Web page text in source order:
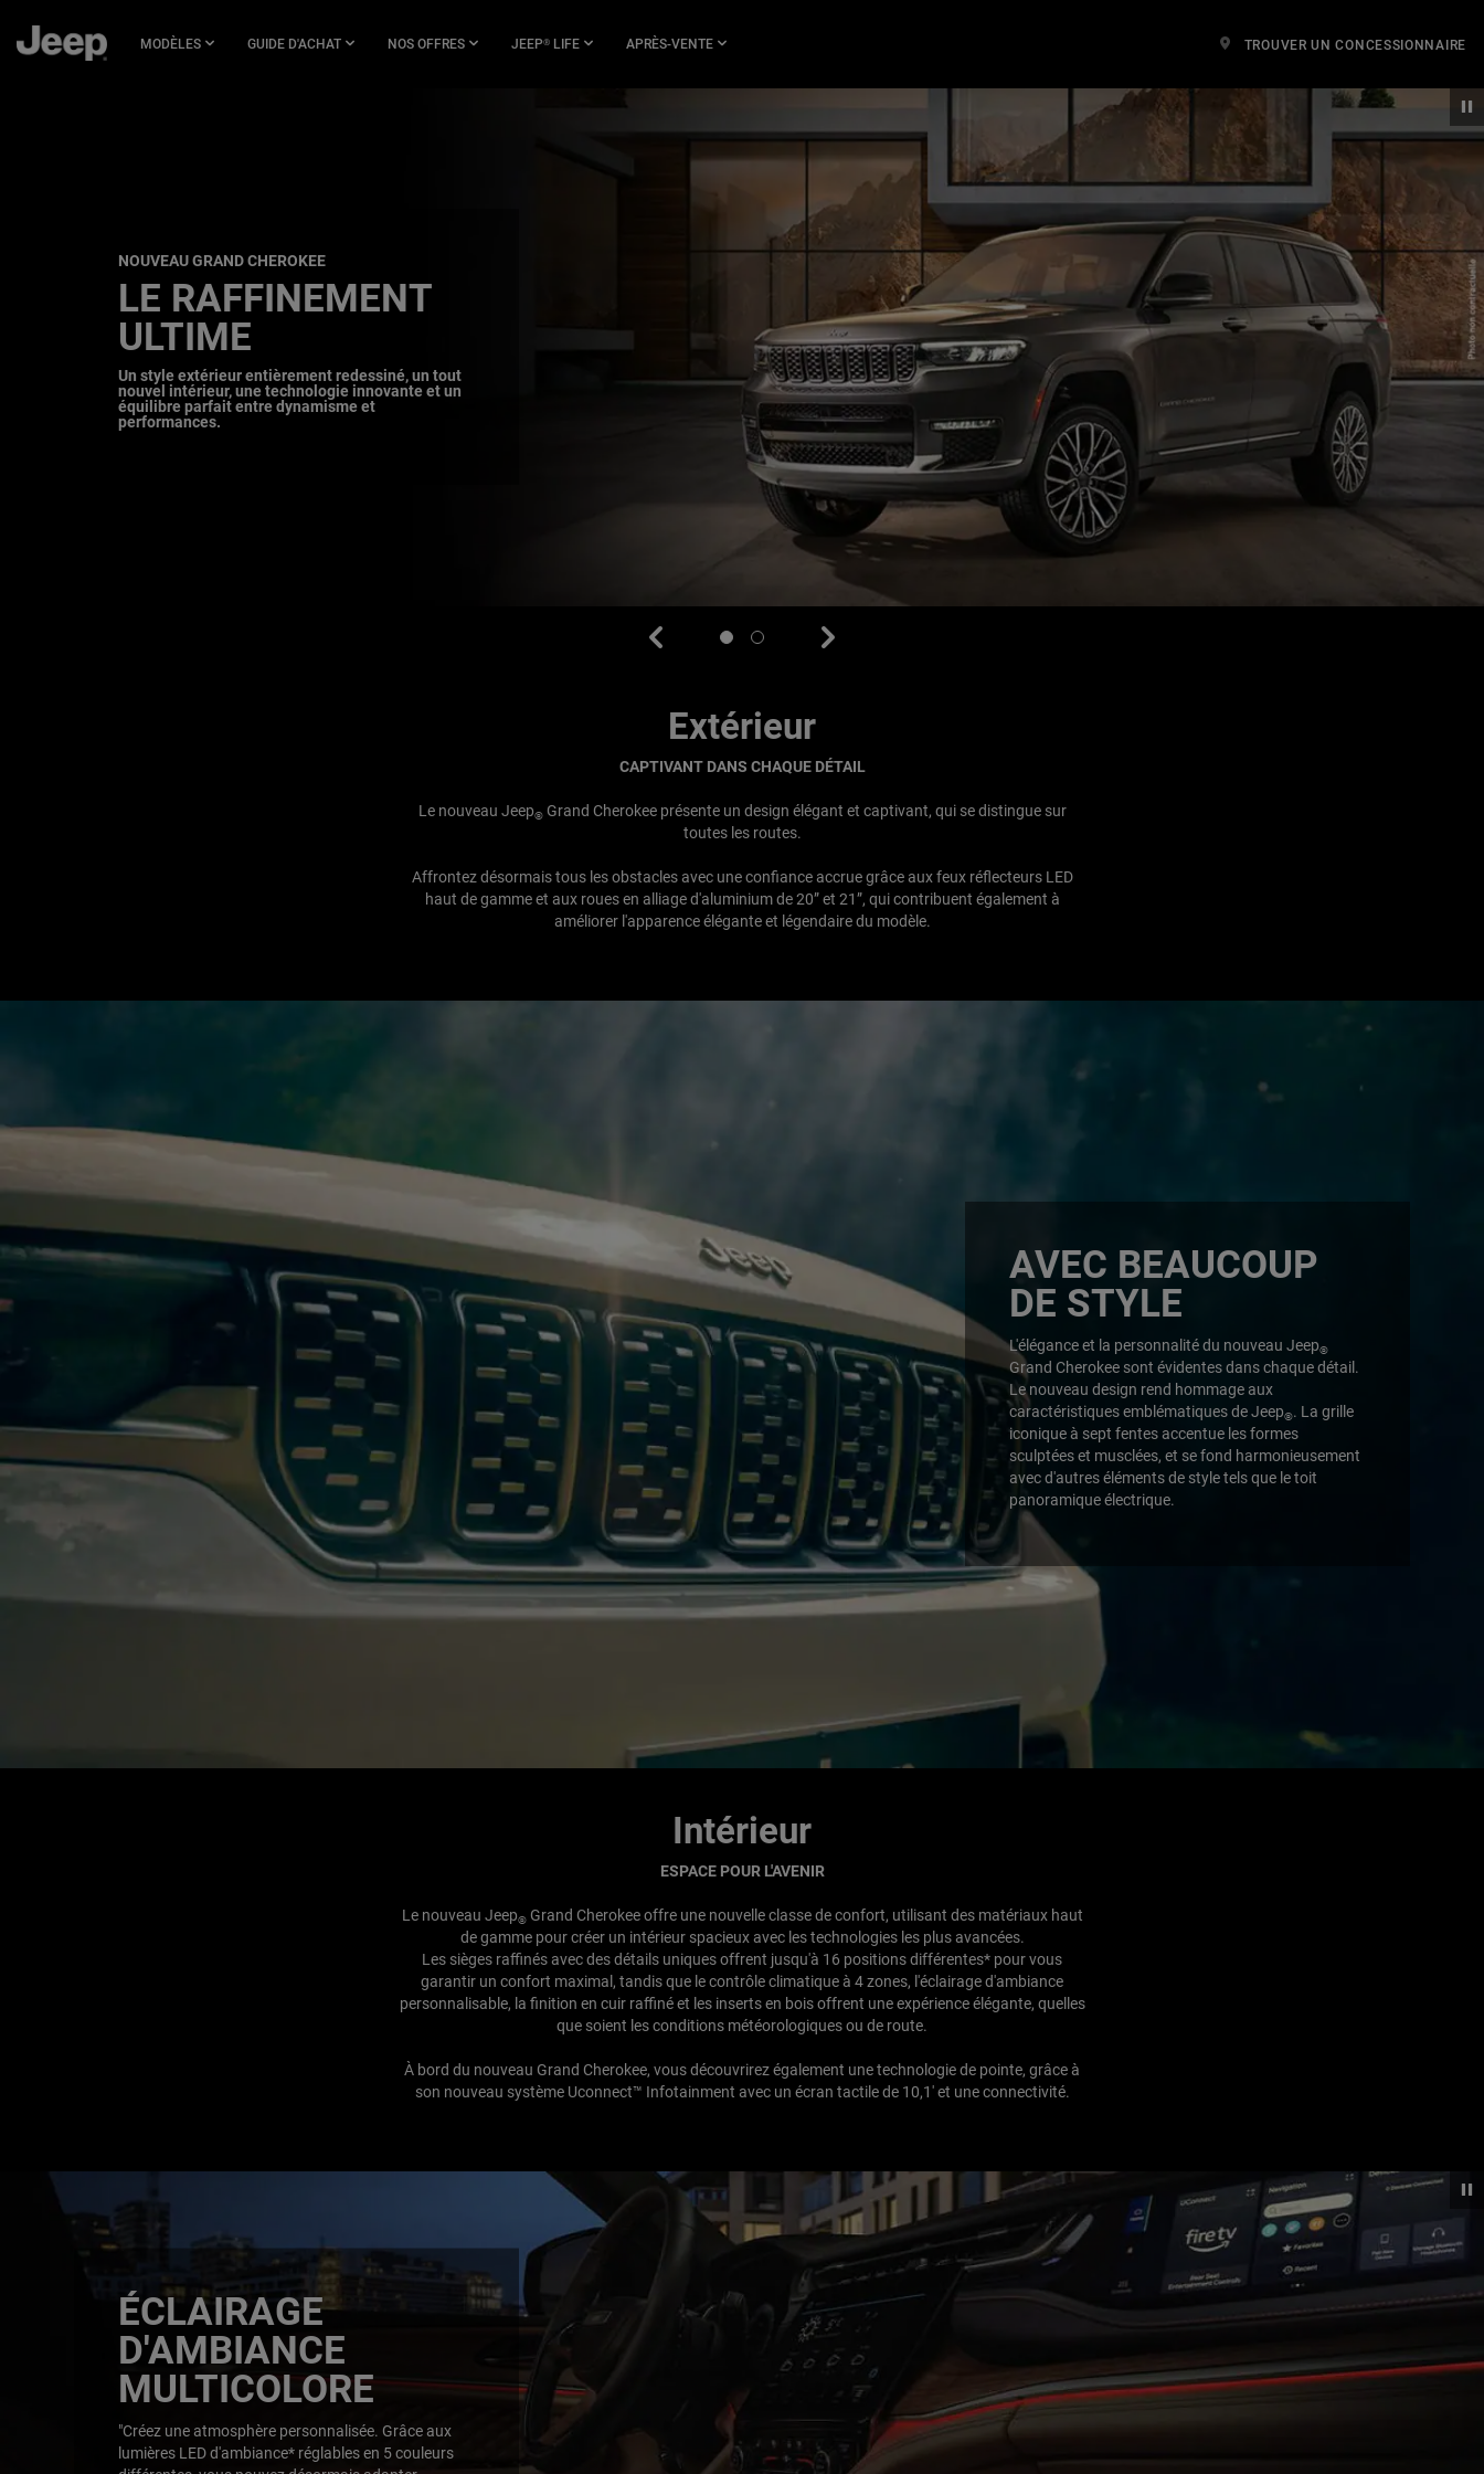
MAIN
CONTENT
MODÈLES GUIDE D'ACHAT NOS OFFRES JEEP® LIFE APRÈS-VENTE TROUVER UN CONCESSIONNAIRE
NOUVEAU GRAND CHEROKEE
LE RAFFINEMENT
ULTIME
Un style extérieur entièrement redessiné, un tout
nouvel intérieur, une technologie innovante et un
équilibre parfait entre dynamisme et
performances.
,
Previous
DisplayDisplay
Next
Extérieur
CAPTIVANT DANS CHAQUE DÉTAIL
Le nouveau Jeep®Grand Cherokee présente un design élégant et captivant, qui se distingue sur
toutes les routes.
Affrontez désormais tous les obstacles avec une confiance accrue grâce aux feux réflecteurs LED
haut de gamme et aux roues en alliage d'aluminium de 20” et 21”, qui contribuent également à
améliorer l'apparence élégante et légendaire du modèle.
AVEC BEAUCOUP
DE STYLE
L'élégance et la personnalité du nouveau Jeep®
Grand Cherokee sont évidentes dans chaque détail.
Le nouveau design rend hommage aux
caractéristiques emblématiques de Jeep®. La grille
iconique à sept fentes accentue les formes
sculptées et musclées, et se fond harmonieusement
avec d'autres éléments de style tels que le toit
panoramique électrique.
Intérieur
ESPACE POUR L'AVENIR
Le nouveau Jeep®Grand Cherokee offre une nouvelle classe de confort, utilisant des matériaux haut
de gamme pour créer un intérieur spacieux avec les technologies les plus avancées.
Les sièges raffinés avec des détails uniques offrent jusqu'à 16 positions différentes* pour vous
garantir un confort maximal, tandis que le contrôle climatique à 4 zones, l'éclairage d'ambiance
personnalisable, la finition en cuir raffiné et les inserts en bois offrent une expérience élégante, quelles
que soient les conditions météorologiques ou de route.
À bord du nouveau Grand Cherokee, vous découvrirez également une technologie de pointe, grâce à
son nouveau système Uconnect™ Infotainment avec un écran tactile de 10,1' et une connectivité.
ÉCLAIRAGE
D'AMBIANCE
MULTICOLORE
"Créez une atmosphère personnalisée. Grâce aux
lumières LED d'ambiance* réglables en 5 couleurs